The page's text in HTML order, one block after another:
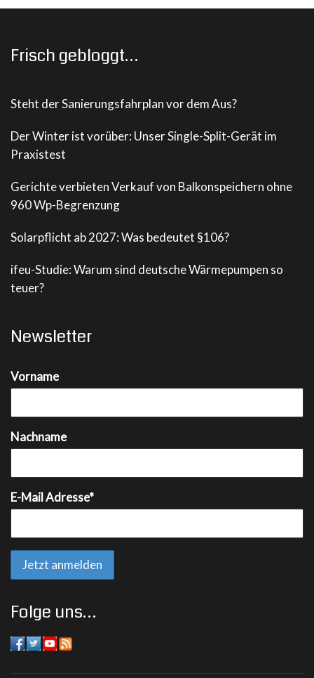
Frisch gebloggt…
Steht der Sanierungsfahrplan vor dem Aus?
Der Winter ist vorüber: Unser Single-Split-Gerät im
Praxistest
Gerichte verbieten Verkauf von Balkonspeichern ohne
960 Wp-Begrenzung
Solarpflicht ab 2027: Was bedeutet §106?
ifeu-Studie: Warum sind deutsche Wärmepumpen so
teuer?
Newsletter
Vorname
Nachname
E-Mail Adresse*
Folge uns…